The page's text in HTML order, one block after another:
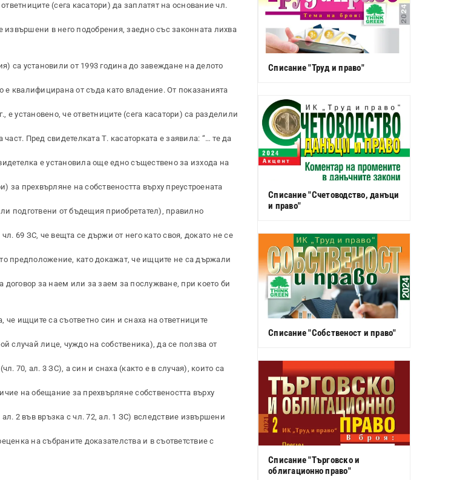
(сега касатори) да заплатят на основание чл.
в него подобрения, заедно със законната лихва
са установили от 1993 година до завеждане на делото
квалифицирана от съда като владение. От показанията
е установено, че ответниците (сега касатори) са разделили
Пред свидетелката Т. касаторката е заявила: “… те да
е установила още едно съществено за изхода на
за прехвърляне на собствеността върху преустроената
подготвени от бъдещия приобретател), правилно
69 ЗС, че вещта се държи от него като своя, докато не се
предположение, като докажат, че ищците не са държали
договор за наем или за заем за послужване, при което би
че ищците са съответно син и снаха на ответниците
случай лице, чуждо на собственика), да се ползва от
70, ал. 3 ЗС), а син и снаха (както е в случая), които са
на обещание за прехвърляне собствеността върху
2 във връзка с чл. 72, ал. 1 ЗС) вследствие извършени
на събраните доказателства и в съответствие с
Списание "Труд и право"
Списание "Счетоводство, данъци
и право"
Списание "Собственост и право"
Списание "Търговско и
облигационно право"